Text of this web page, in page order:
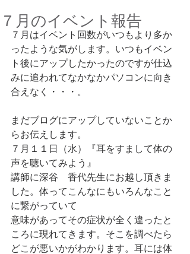
７月のイベント報告
７月はイベント回数がいつもより多か
ったような気がします。いつもイベン
ト後にアップしたかったのですが仕込
みに追われてなかなかパソコンに向き
合えなく・・・。
まだブログにアップしていないことか
らお伝えします。
７月１１日（水）『耳をすまして体の
声を聴いてみよう』
講師に深谷　香代先生にお越し頂きま
した。体ってこんなにもいろんなこと
に繋がっていて
意味があってその症状が全く違ったと
ころに現れてきます。そこを調べたら
どこが悪いかがわかります。耳には体